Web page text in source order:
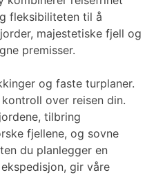
fleksibiliteten til å
majestetiske fjell og
premisser.
og faste turplaner.
over reisen din.
tilbring
fjellene, og sovne
du planlegger en
gir våre